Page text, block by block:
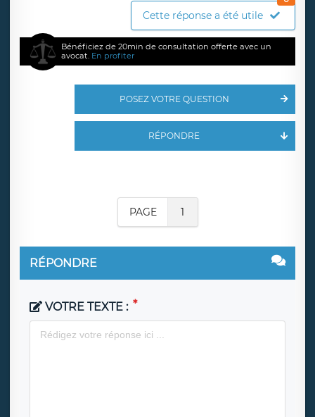
Cette réponse a été utile
Bénéficiez de 20min de consultation offerte avec un
avocat. En profiter
POSEZ VOTRE QUESTION
RÉPONDRE
PAGE 1
RÉPONDRE
VOTRE TEXTE :